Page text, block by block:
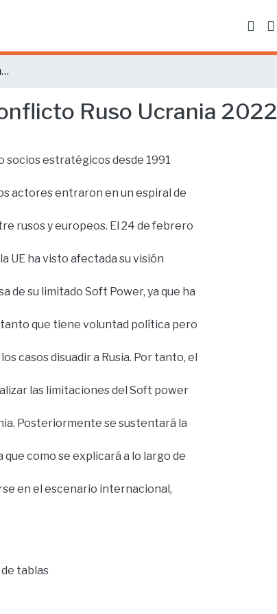
El Soft Power de la UE en el contexto del conflicto Ruso Ucrania 2022
Ruso Ucrania 2022
socios estratégicos desde 1991
actores entraron en un espiral de
rusos y europeos. El 24 de febrero
UE ha visto afectada su visión
de su limitado Soft Power, ya que ha
que tiene voluntad política pero
casos disuadir a Rusia. Por tanto, el
las limitaciones del Soft power
Posteriormente se sustentará la
como se explicará a lo largo de
en el escenario internacional,
tablas